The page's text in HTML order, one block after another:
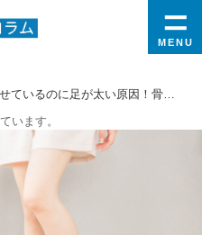
MENU
痩せているのに足が太い原因！骨格・習慣別の原因と対処法を紹介
います。